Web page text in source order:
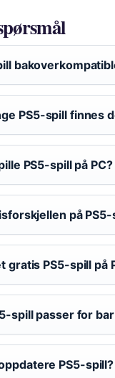
PS5-spill finnes
PS5-spill på PC?
på PS5-
gratis PS5-spill på
spill passer for
PS5-spill?